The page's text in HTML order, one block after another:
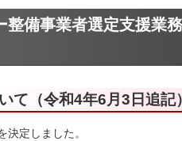
整備事業者選定支援業
て（令和4年6月3日追記
定しました。